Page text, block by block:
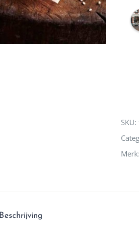
rosawillemijn
5 maanden geleden
Ik was een dagje in Utrecht
ook heel aardig en gezellig SKU:
Merk:
Beschrijving